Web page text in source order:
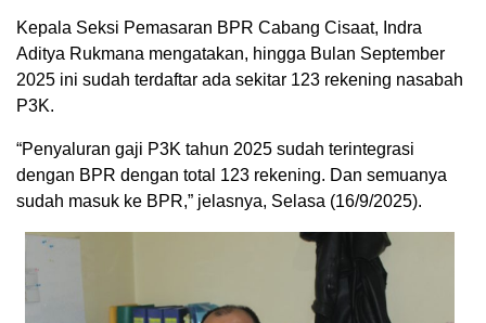
Kepala Seksi Pemasaran BPR Cabang Cisaat, Indra
Aditya Rukmana mengatakan, hingga Bulan September
2025 ini sudah terdaftar ada sekitar 123 rekening nasabah
P3K.
“Penyaluran gaji P3K tahun 2025 sudah terintegrasi
dengan BPR dengan total 123 rekening. Dan semuanya
sudah masuk ke BPR,” jelasnya, Selasa (16/9/2025).